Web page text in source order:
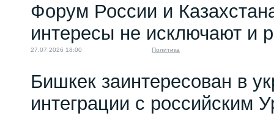
Форум России и
интересы не исключают и
27.07.2026 18:00 Политика
Бишкек заинтересован в
интеграции с российским